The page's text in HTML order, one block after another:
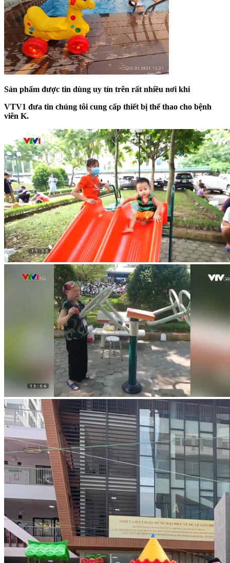
Sản phẩm được tin dùng uy tín trên rất nhiều nơi khi
VTV1 đưa tin chúng tôi cung cấp thiết bị thể thao cho bệnh
viên K.